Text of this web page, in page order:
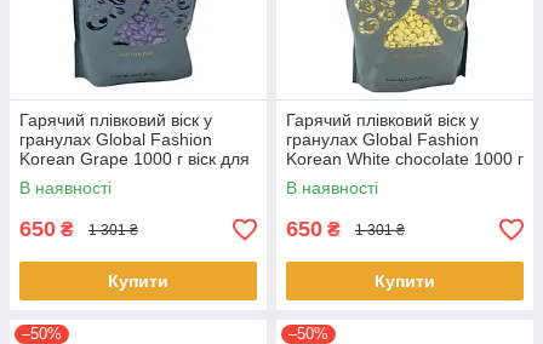
Гарячий плівковий віск у
гранулах Global Fashion
Korean Grape 1000 г віск для
депіляції обличчя та тіла
В наявності
650 ₴ 1 301 ₴
Купити
Гарячий плівковий віск у
гранулах Global Fashion
Korean White chocolate 1000 г
віск для депіляції тіла
В наявності
650 ₴ 1 301 ₴
Купити
–50% –50%